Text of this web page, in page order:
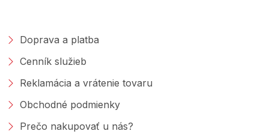
Doprava a platba
Cenník služieb
Reklamácia a vrátenie tovaru
Obchodné podmienky
Prečo nakupovať u nás?